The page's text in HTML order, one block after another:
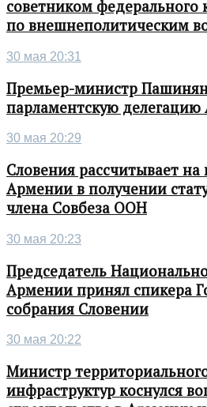
советником федерального
по внешнеполитическим
30 мая 20:31
Премьер-министр
парламентскую
30 мая 20:29
Словения рассчитывает
Армении в получении
члена Совбеза ООН
30 мая 20:23
Председатель
Армении принял спикера
собрания Словении
30 мая 20:22
Министр
инфраструктур коснулся